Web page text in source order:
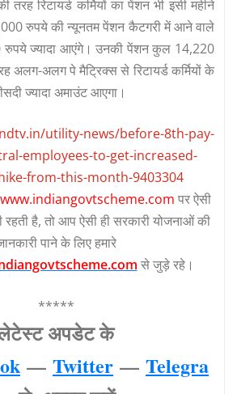
तरह रिटायर्ड कर्मियों का पेंशन भी इसी महीने
रुपये की न्यूनतम पेंशन कैटगरी में आने वाले
रुपये ज्‍यादा आएंगे। उनकी पेंशन कुल 14,220
अलग-अलग पे मैट्रिक्‍स से रिटायर्ड कर्मियों के
ज्‍यादा अमाउंट आएगा।
utility-news/before-8th-pay-
employees-to-get-increased-
from-this-month-9403304
www.indiangovtscheme.com पर ऐसी
रहती है, तो आप ऐसी ही सरकारी योजनाओं की
पाने के लिए हमारे
से जुड़े रहे।
*****
अपडेट के
— Twitter — Telegra